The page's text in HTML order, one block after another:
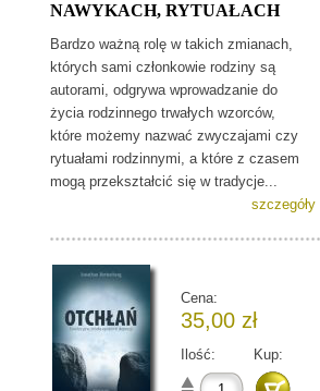
NAWYKACH, RYTUAŁACH
Bardzo ważną rolę w takich zmianach,
których sami członkowie rodziny są
autorami, odgrywa wprowadzanie do
życia rodzinnego trwałych wzorców,
które możemy nazwać zwyczajami czy
rytuałami rodzinnymi, a które z czasem
mogą przekształcić się w tradycje...
szczegóły
Cena:
35,00 zł
Ilość: Kup: